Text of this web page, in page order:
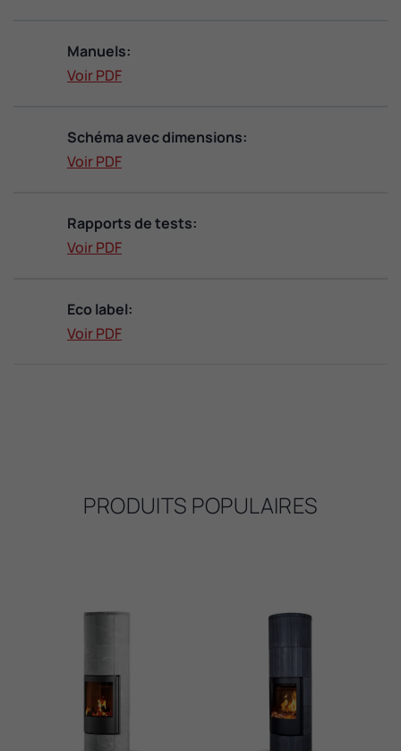
Manuels:
Voir PDF
Schéma avec dimensions:
Voir PDF
Rapports de tests:
Voir PDF
Eco label:
Voir PDF
PRODUITS POPULAIRES